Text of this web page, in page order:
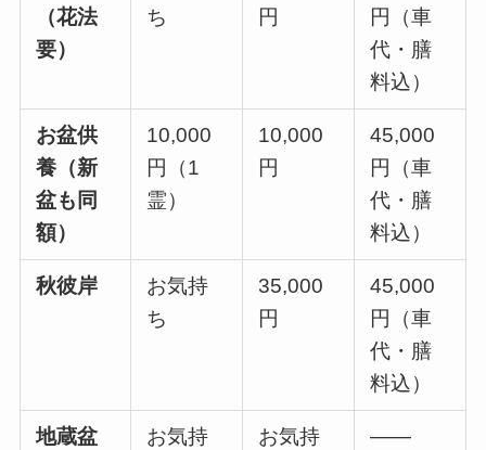
（花法
要）
ち
円
円（車
代・膳
料込）
お盆供
養（新
盆も同
額）
10,000
円（1
霊）
10,000
円
45,000
円（車
代・膳
料込）
秋彼岸
お気持
ち
35,000
円
45,000
円（車
代・膳
料込）
地蔵盆
お気持
お気持
――